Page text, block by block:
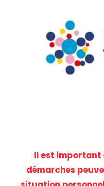
Il est important
démarches